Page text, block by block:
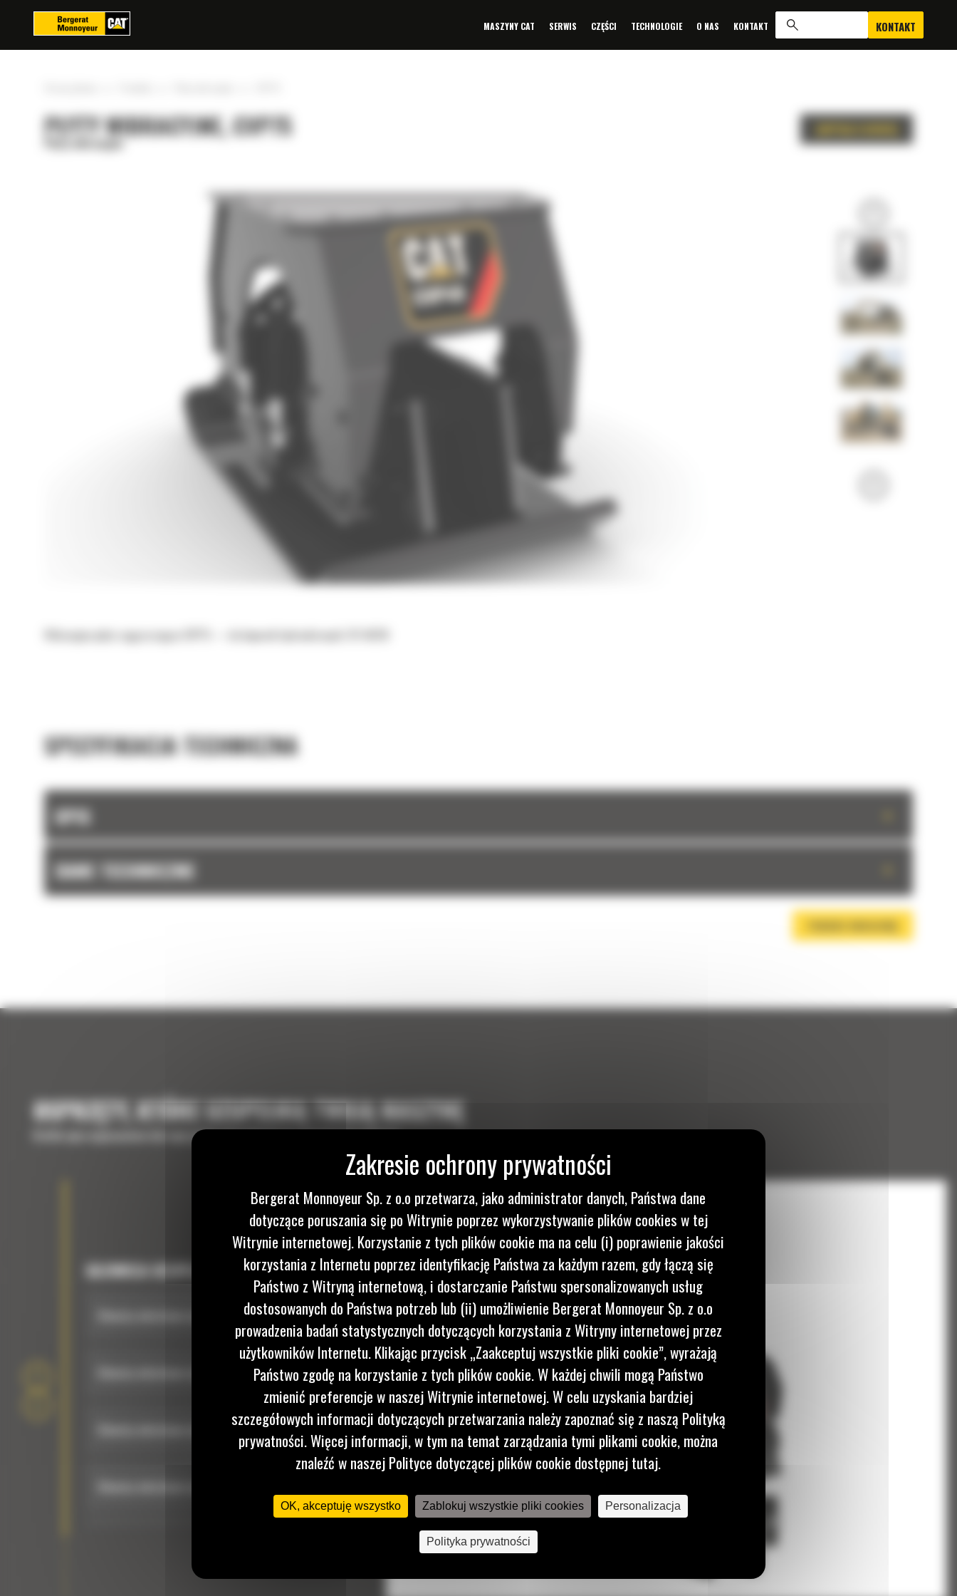
MASZYNY CAT SERWIS CZĘŚCI TECHNOLOGIE O NAS KONTAKT KONTAKT
PŁYTY WIBRACYJNE, CVP75
Płyty wibracyjne
Wibracyjna płyta zagęszczająca CVP75 — do koparek hydraulicznych 311-M318
SPECYFIKACJA TECHNICZNA
OPIS
DANE TECHNICZNE
OSPRZĘTY, KTÓRE UZUPEŁNIĄ TWOJĄ MASZYNĘ
Krótki opis wyposażenia lub osprzętów potrzebnych do uzupełnienia maszyny
GŁOWICA UCHYLNO-OBROTOWA
Głowica obrotowo-wychylna TRS10: 516-6765
Głowica obrotowo-wychylna TRS10: 516-6766
Głowica obrotowo-wychylna TRS10: 516-6767
Panel zarządzania plikami cookies
Bergerat Monnoyeur Sp. z o.o przetwarza, jako administrator danych, Państwa dane
dotyczące poruszania się po Witrynie poprzez wykorzystywanie plików cookies w tej
Witrynie internetowej. Korzystanie z tych plików cookie ma na celu (i) poprawienie jakości
korzystania z Internetu poprzez identyfikację Państwa za każdym razem, gdy łączą się
Państwo z Witryną internetową, i dostarczanie Państwu spersonalizowanych usług
dostosowanych do Państwa potrzeb lub (ii) umożliwienie Bergerat Monnoyeur Sp. z o.o
prowadzenia badań statystycznych dotyczących korzystania z Witryny internetowej przez
użytkowników Internetu. Klikając przycisk „Zaakceptuj wszystkie pliki cookie”, wyrażają
Państwo zgodę na korzystanie z tych plików cookie. W każdej chwili mogą Państwo
zmienić preferencje w naszej Witrynie internetowej. W celu uzyskania bardziej
szczegółowych informacji dotyczących przetwarzania należy zapoznać się z naszą Polityką
prywatności. Więcej informacji, w tym na temat zarządzania tymi plikami cookie, można
znaleźć w naszej Polityce dotyczącej plików cookie dostępnej tutaj.
OK, akceptuję wszystko Zablokuj wszystkie pliki cookies Personalizacja
Polityka prywatności